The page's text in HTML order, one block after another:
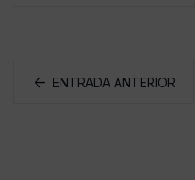
ENTRADA ANTERIOR